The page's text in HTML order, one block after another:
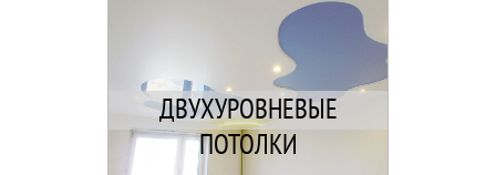
ДВУХУРОВНЕВЫЕ
ПОТОЛКИ